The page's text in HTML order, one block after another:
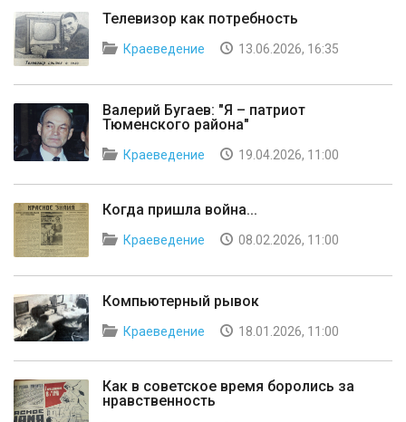
Телевизор как потребность
Краеведение 13.06.2026, 16:35
Валерий Бугаев: "Я – патриот
Тюменского района"
Краеведение 19.04.2026, 11:00
Когда пришла война...
Краеведение 08.02.2026, 11:00
Компьютерный рывок
Краеведение 18.01.2026, 11:00
Как в советское время боролись за
нравственность